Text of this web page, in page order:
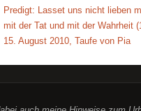
Predigt: Lasset uns nicht lieben
mit der Tat und mit der Wahrheit
15. August 2010, Taufe von Pia